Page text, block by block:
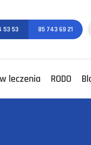
53 53 85 743 69 21
leczenia RODO